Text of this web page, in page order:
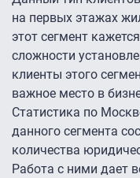
на первых этажах
этот сегмент
сложности
клиенты этого
важное место в
Статистика по
данного сегмента
количества
Работа с ними дает